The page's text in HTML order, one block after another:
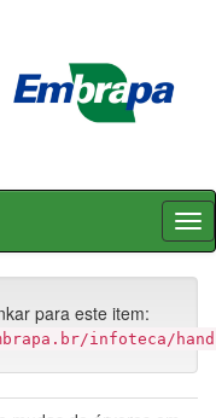
para este item:
infoteca/